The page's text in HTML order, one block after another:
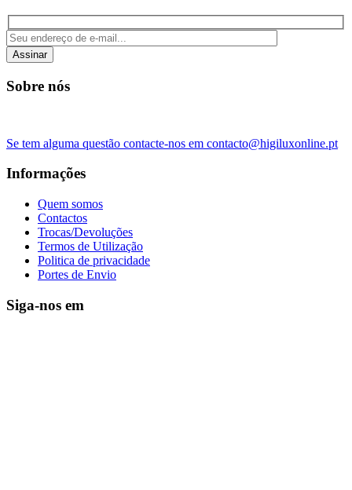
Assinar
Sobre nós
Se tem alguma questão contacte-nos em contacto@higiluxonline.pt
Informações
Quem somos
Contactos
Trocas/Devoluções
Termos de Utilização
Politica de privacidade
Portes de Envio
Siga-nos em